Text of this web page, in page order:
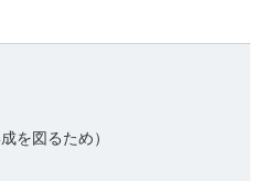
を図るため）